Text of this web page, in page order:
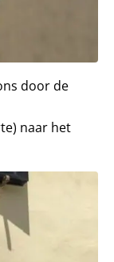
door de
naar het